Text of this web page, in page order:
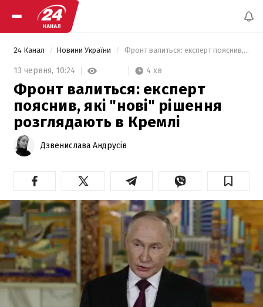
24 Канал Новини України Фронт валиться: експерт пояснив, які "нові" рішення розглядають в Кремлі
13 червня, 10:24 4 хв
Фронт валиться: експерт
пояснив, які "нові" рішення
розглядають в Кремлі
Дзвенислава Андрусів